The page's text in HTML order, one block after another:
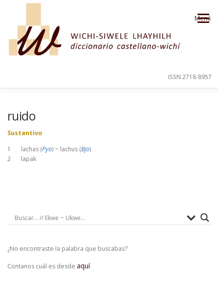
Saltar al contenido
Menú
ISSN 2718-8957
ruido
Sustantivo
1 lachas (Pyo) ~ lachus (Bjo)
2 lapak
¿No encontraste la palabra que buscabas?
Contanos cuál es desde aquí